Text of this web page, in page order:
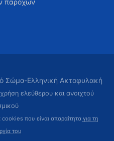
παρόχων
Σώμα-Ελληνική Ακτοφυλακή
ελεύθερου και ανοιχτού
που είναι απαραίτητα για τη
του